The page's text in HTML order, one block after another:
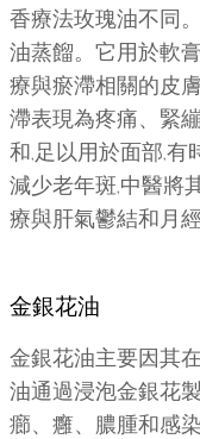
香療法玫瑰油不同
油蒸餾。它用於軟
療與瘀滯相關的皮
滯表現為疼痛、緊
和,足以用於面部,有
減少老年斑,中醫將
療與肝氣鬱結和月
金銀花油
金銀花油主要因其
油通過浸泡金銀花
癤、癰、膿腫和感